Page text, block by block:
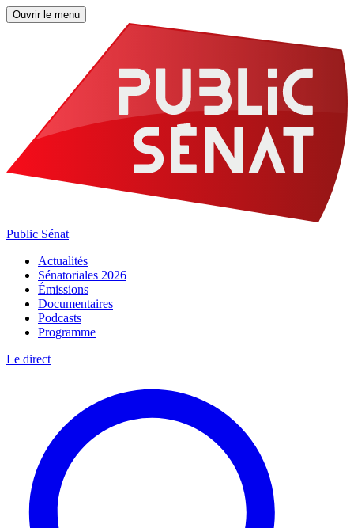
Ouvrir le menu
Public Sénat
Actualités
Sénatoriales 2026
Émissions
Documentaires
Podcasts
Programme
Le direct